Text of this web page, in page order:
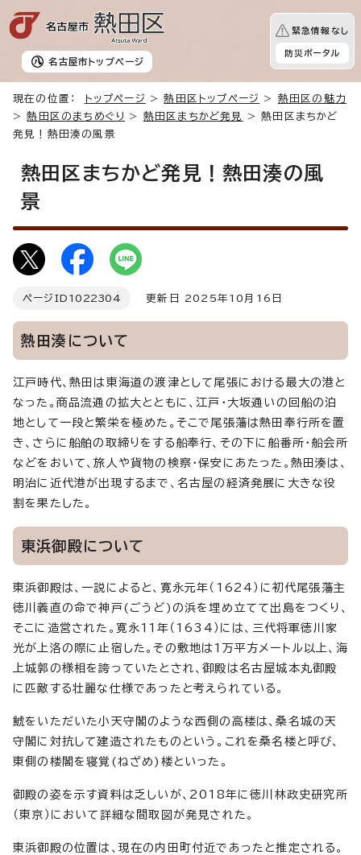
名古屋市 トップページ
緊急情報なし
防災ポータル
現在の位置： トップページ >熱田区トップページ > 熱田区の魅力
>熱田区のまちめぐり > 熱田区まちかど発見
> 熱田区まちかど
発見！熱田湊の風景
熱田区まちかど発見！熱田湊の風
景
ページID 1022304 更新日 2025年10月16日
熱田湊について
江戸時代、熱田は東海道の渡津として尾張における最大の港と
なった。商品流通の拡大とともに、江戸・大坂通いの回船の泊
地として一段と繁栄を極めた。そこで尾張藩は熱田奉行所を置
き、さらに船舶の取締りをする船奉行、その下に船番所・船会所
などをおいて、旅人や貨物の検察・保安にあたった。熱田湊は、
明治に近代港が出現するまで、名古屋の経済発展に大きな役
割を果たした。
東浜御殿について
東浜御殿は、一説によると、寛永元年（1624）に初代尾張藩主
徳川義直の命で神戸(ごうど)の浜を埋め立てて出島をつくり、
そこに造営された。寛永11年（1634）には、三代将軍徳川家
光が上洛の際に止宿した。その敷地は1万平方メートル以上、海
上城郭の様相を誇っていたとされ、御殿は名古屋城本丸御殿
に匹敵する壮麗な仕様であったと考えられている。
鯱をいただいた小天守閣のような西側の高楼は、桑名城の天
守閣に対抗して建造されたものという。これを桑名楼と呼び、
東側の楼閣を寝覚(ねざめ)楼といった。
御殿の姿を示す資料は乏しいが、2018年に徳川林政史研究所
（東京）において詳細な間取図が発見された。
東浜御殿の位置は、現在の内田町付近であったと推定される。